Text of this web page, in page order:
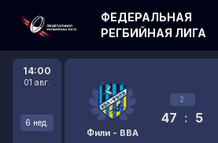
14:00
01 авг.
6 нед.
Фили - ВВА
2
47 : 5
ФЕДЕРАЛЬНАЯ
РЕГБИЙНАЯ ЛИГА